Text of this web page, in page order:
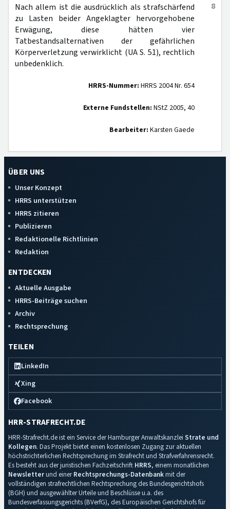
8
Nach allem ist die ausdrücklich als strafschärfend
zu Lasten beider Angeklagter hervorgehobene
Erwägung, diese hätten vier
Tatbestandsalternativen der gefährlichen
Körperverletzung verwirklicht (UA S. 51), rechtlich
unbedenklich.
HRRS-Nummer: HRRS 2004 Nr. 654
Externe Fundstellen: NStZ 2005, 40
Bearbeiter: Karsten Gaede
ÜBER UNS
Unser Konzept
HRRS unterstützen
HRRS zitieren
Publizieren
Redaktionelle Richtlinien
Redaktion
ENTDECKEN
Aktuelle Ausgabe
HRRS-Beiträge suchen
Archiv
Rechtsprechung
TEILEN
LinkedIn
Xing
Facebook
HRR-STRAFRECHT.DE
HRR-Strafrecht.de ist ein Service der Hamburger Anwaltskanzlei Strate und
Kollegen. Das Projekt bietet einen kostenlosen Zugang zur aktuellen
höchstrichterlichen Rechtsprechung im Strafrecht und Strafverfahrensrecht.
Es besteht aus der juristischen Fachzeitschrift HRRS, einem monatlichen
Newsletterund einerRechtsprechungs-Datenbankmit der
vollständigen strafrechtlichen Rechtsprechung des Bundesgerichtshofs
(BGH) und ausgewählter Urteile und Beschlüsse u.a. des
Bundesverfassungsgerichts (BVerfG), des Europäischen Gerichtshofs für